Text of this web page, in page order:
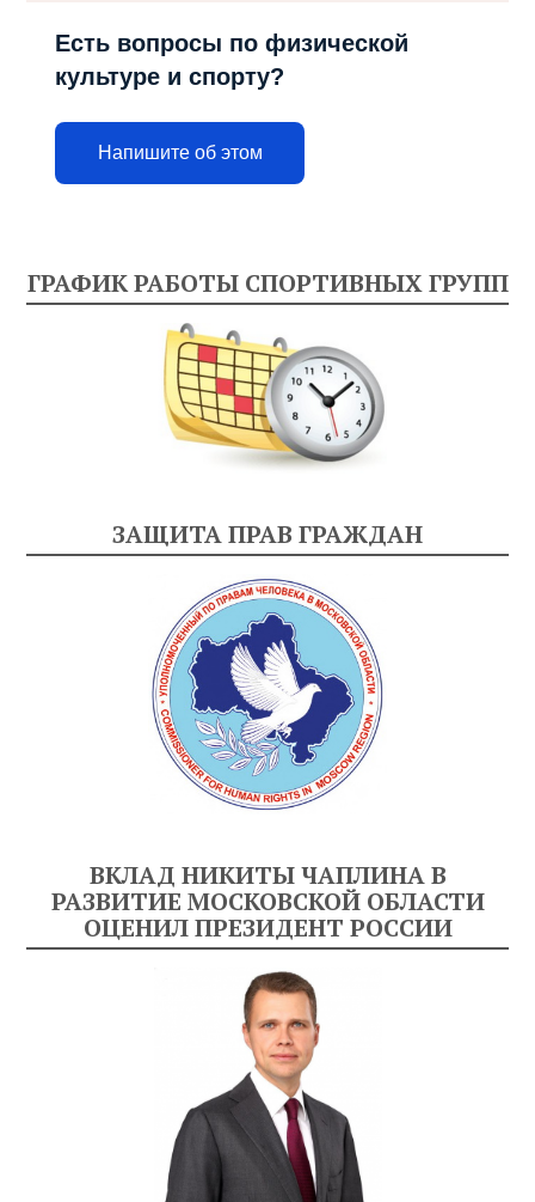
Есть вопросы по физической
культуре и спорту?
Напишите об этом
ГРАФИК РАБОТЫ СПОРТИВНЫХ ГРУПП
ЗАЩИТА ПРАВ ГРАЖДАН
ВКЛАД НИКИТЫ ЧАПЛИНА В
РАЗВИТИЕ МОСКОВСКОЙ ОБЛАСТИ
ОЦЕНИЛ ПРЕЗИДЕНТ РОССИИ